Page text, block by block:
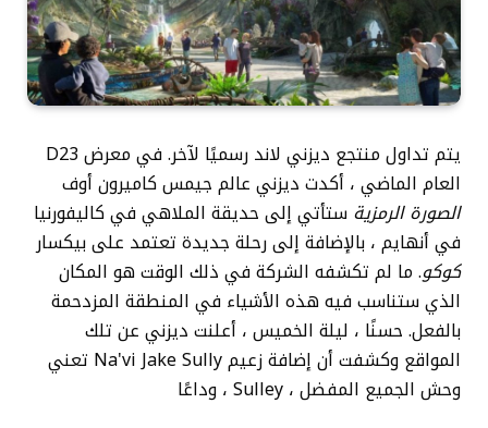
يتم تداول منتجع ديزني لاند رسميًا لآخر. في معرض D23
العام الماضي ، أكدت ديزني عالم جيمس كاميرون أوف
الصورة الرمزية ستأتي إلى حديقة الملاهي في كاليفورنيا
في أنهايم ، بالإضافة إلى رحلة جديدة تعتمد على بيكسار
كوكو. ما لم تكشفه الشركة في ذلك الوقت هو المكان
الذي ستناسب فيه هذه الأشياء في المنطقة المزدحمة
بالفعل. حسنًا ، ليلة الخميس ، أعلنت ديزني عن تلك
المواقع وكشفت أن إضافة زعيم Na'vi Jake Sully تعني
وحش الجميع المفضل ، Sulley ، وداعًا